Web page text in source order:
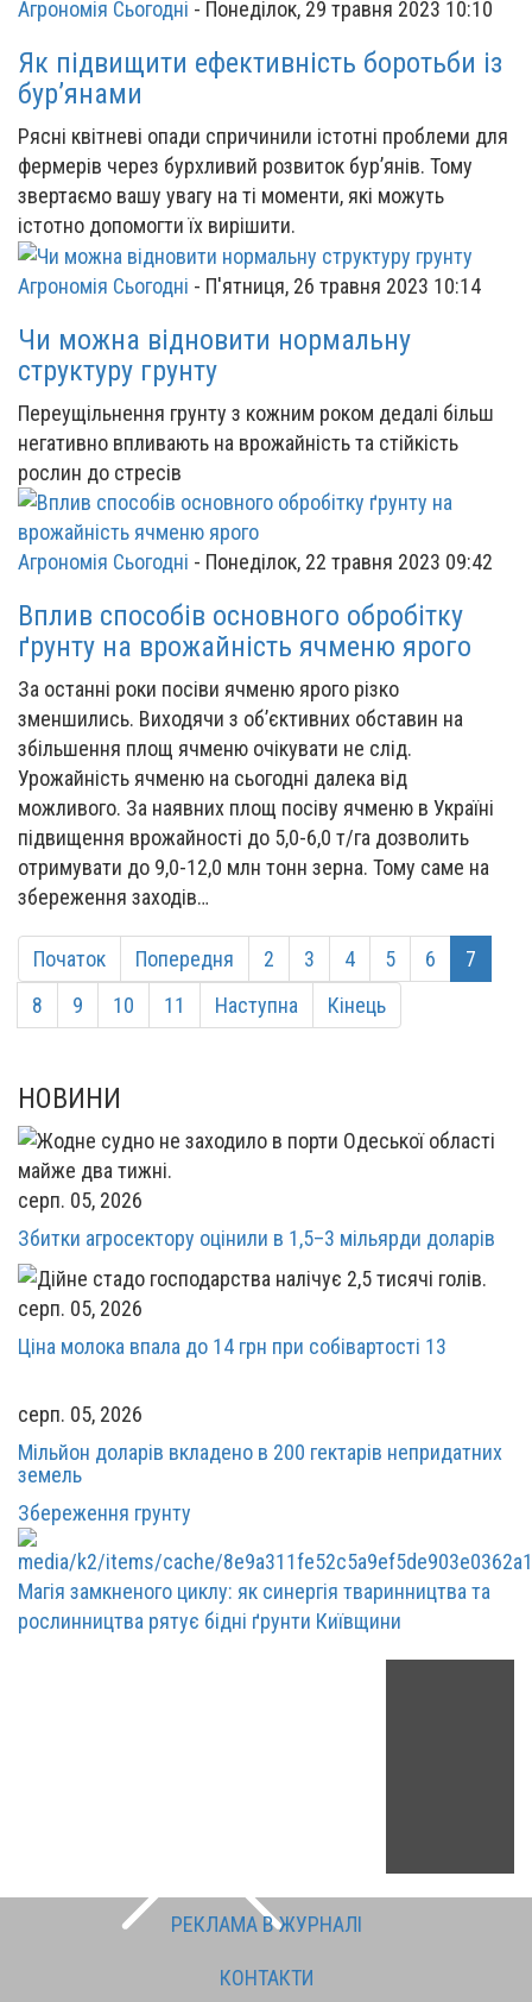
Агрономія Сьогодні - Понеділок, 29 травня 2023 10:10
Як підвищити ефективність боротьби із
бур’янами
Рясні квітневі опади спричинили істотні проблеми для
фермерів через бурхливий розвиток бур’янів. Тому
звертаємо вашу увагу на ті моменти, які можуть
істотно допомогти їх вирішити.
Агрономія Сьогодні - П'ятниця, 26 травня 2023 10:14
Чи можна відновити нормальну
структуру грунту
Переущільнення грунту з кожним роком дедалі більш
негативно впливають на врожайність та стійкість
рослин до стресів
Агрономія Сьогодні - Понеділок, 22 травня 2023 09:42
Вплив способів основного обробітку
ґрунту на врожайність ячменю ярого
За останні роки посіви ячменю ярого різко
зменшились. Виходячи з об’єктивних обставин на
збільшення площ ячменю очікувати не слід.
Урожайність ячменю на сьогодні далека від
можливого. За наявних площ посіву ячменю в Україні
підвищення врожайності до 5,0-6,0 т/га дозволить
отримувати до 9,0-12,0 млн тонн зерна. Тому саме на
збереження заходів…
Початок Попередня 2 3 4 5 6
7
8
9 10 11 Наступна Кінець
НОВИНИ
серп. 05, 2026
Збитки агросектору оцінили в 1,5–3 мільярди доларів
серп. 05, 2026
Ціна молока впала до 14 грн при собівартості 13
серп. 05, 2026
Мільйон доларів вкладено в 200 гектарів непридатних
земель
Збереження грунту
Магія замкненого циклу: як синергія тваринництва та
рослинництва рятує бідні ґрунти Київщини
РЕКЛАМА В ЖУРНАЛІ
КОНТАКТИ